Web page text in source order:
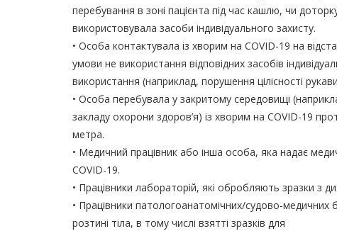
перебування в зоні пацієнта під час кашлю, чи
використовувала засоби індивідуального захисту.
• Особа контактувала із хворим на COVID-19 на
умови не використання відповідних засобів
використання (наприклад, порушення цілісності
• Особа перебувала у закритому середовищі
закладу охорони здоров’я) із хворим на COVID-19
метра.
• Медичний працівник або інша особа, яка надає
COVID-19.
• Працівники лабораторій, які обробляють зразки з
• Працівники патологоанатомічних/судово-медичних
розтині тіла, в тому числі взятті зразків для